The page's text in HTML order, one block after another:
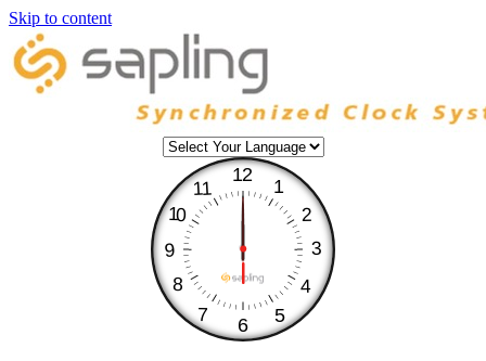
Skip to content
12
1
2
3
4
5
6
7
8
9
10
11